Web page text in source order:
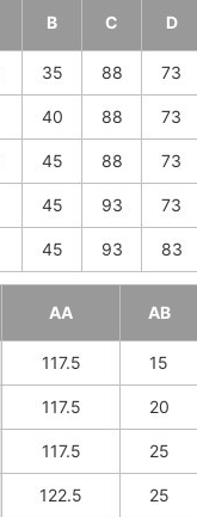
B C D
35 88 73
40 88 73
45 88 73
45 93 73
45 93 83
AA AB
117.5 15
117.5 20
117.5 25
122.5 25